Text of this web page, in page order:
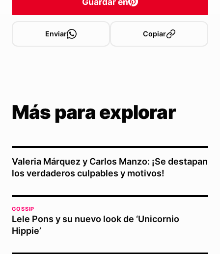
Enviar Copiar
Más para explorar
Valeria Márquez y Carlos Manzo: ¡Se destapan
los verdaderos culpables y motivos!
GOSSIP
Lele Pons y su nuevo look de ‘Unicornio
Hippie’